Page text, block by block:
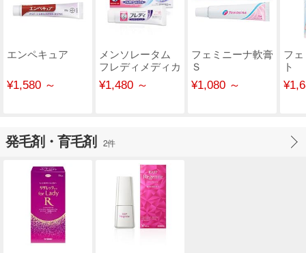
エンペキュア
¥1,580 ～
メンソレータム
フレディメディカ
ルジェルｎ
¥1,480 ～
フェミニーナ軟膏
Ｓ
¥1,080 ～
フ
ト
発毛剤・育毛剤 2件